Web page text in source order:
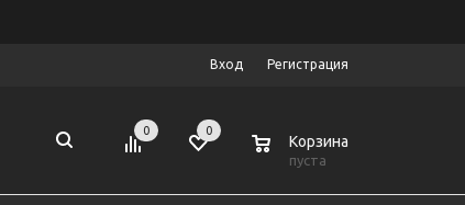
Вход Регистрация
0 0
Корзина
пуста